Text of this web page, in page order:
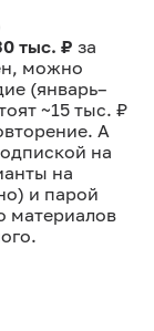
тыс. ₽ за
можно
(январь–
~15 тыс. ₽
А
на
на
и парой
материалов